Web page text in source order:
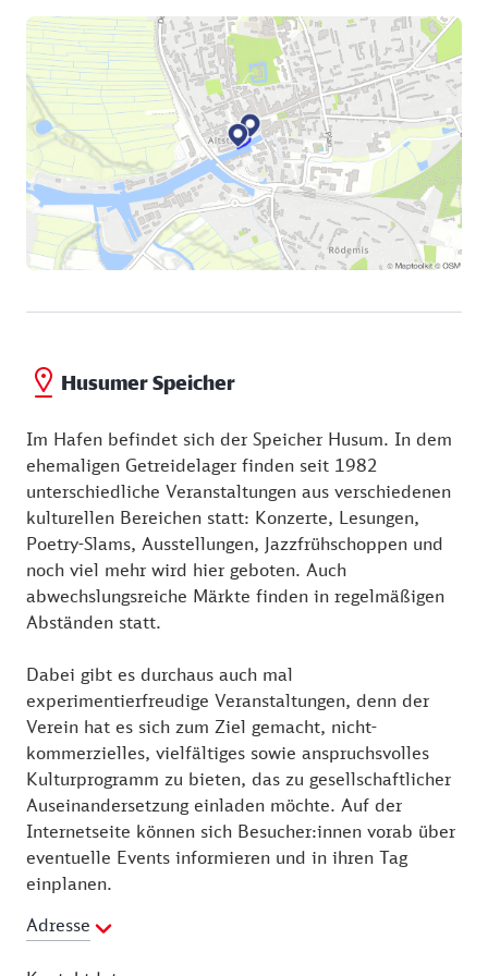
Husumer Speicher
Im Hafen befindet sich der Speicher Husum. In dem
ehemaligen Getreidelager finden seit 1982
unterschiedliche Veranstaltungen aus verschiedenen
kulturellen Bereichen statt: Konzerte, Lesungen,
Poetry-Slams, Ausstellungen, Jazzfrühschoppen und
noch viel mehr wird hier geboten. Auch
abwechslungsreiche Märkte finden in regelmäßigen
Abständen statt.
Dabei gibt es durchaus auch mal
experimentierfreudige Veranstaltungen, denn der
Verein hat es sich zum Ziel gemacht, nicht-
kommerzielles, vielfältiges sowie anspruchsvolles
Kulturprogramm zu bieten, das zu gesellschaftlicher
Auseinandersetzung einladen möchte. Auf der
Internetseite können sich Besucher:innen vorab über
eventuelle Events informieren und in ihren Tag
einplanen.
Adresse